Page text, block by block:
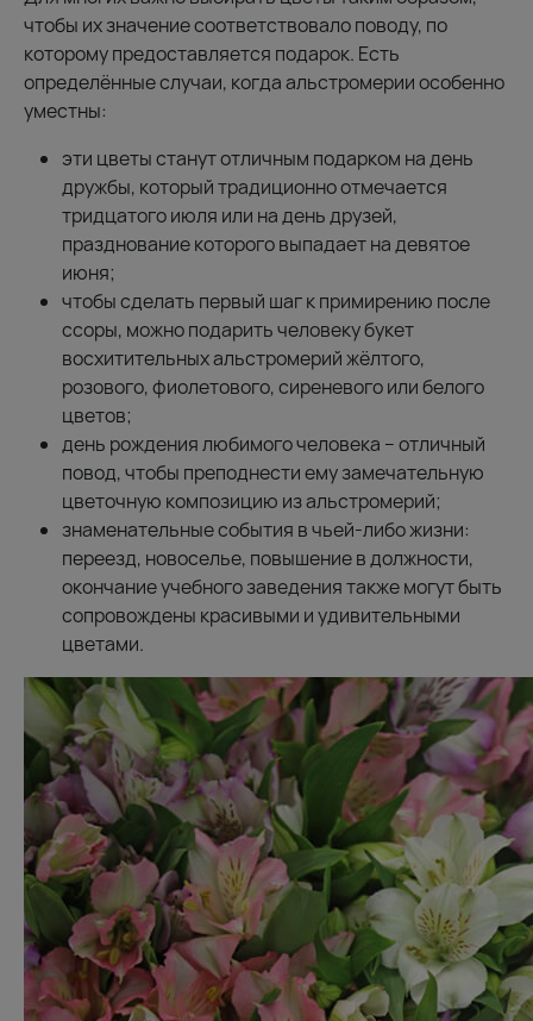
чтобы их значение соответствовало поводу, по
которому предоставляется подарок. Есть
определённые случаи, когда альстромерии особенно
уместны:
эти цветы станут отличным подарком на день
дружбы, который традиционно отмечается
тридцатого июля или на день друзей,
празднование которого выпадает на девятое
июня;
чтобы сделать первый шаг к примирению после
ссоры, можно подарить человеку букет
восхитительных альстромерий жёлтого,
розового, фиолетового, сиреневого или белого
цветов;
день рождения любимого человека – отличный
повод, чтобы преподнести ему замечательную
цветочную композицию из альстромерий;
знаменательные события в чьей-либо жизни:
переезд, новоселье, повышение в должности,
окончание учебного заведения также могут быть
сопровождены красивыми и удивительными
цветами.